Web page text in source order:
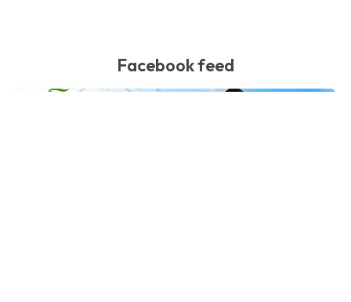
Facebook feed